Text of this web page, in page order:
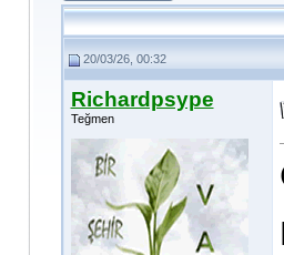
20/03/26, 00:32
Richardpsype
Teğmen